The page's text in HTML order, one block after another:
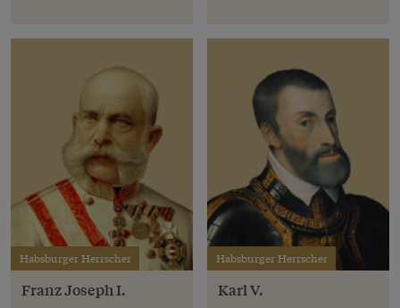
Habsburger Herrscher
Franz Joseph I.
Habsburger Herrscher
Karl V.